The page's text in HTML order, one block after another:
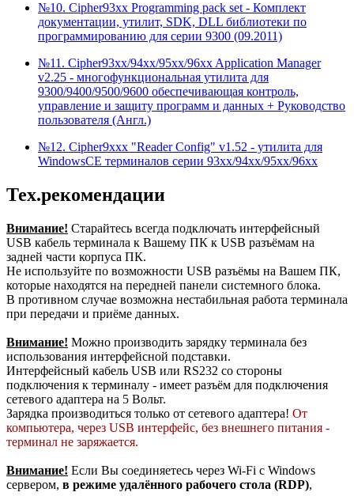
№10. Cipher93xx Programming pack set - Комплект
документации, утилит, SDK, DLL библиотеки по
программированию для серии 9300 (09.2011)
№11. Cipher93xx/94xx/95xx/96xx Application Manager
v2.25 - многофункциональная утилита для
9300/9400/9500/9600 обеспечивающая контроль,
управление и защиту программ и данных + Руководство
пользователя (Англ.)
№12. Cipher9xхx "Reader Config" v1.52 - утилита для
WindowsCE терминалов серии 93хх/94хх/95хх/96хх
Тех.рекомендации
Внимание! Старайтесь всегда подключать интерфейсный
USB кабель терминала к Вашему ПК к USB разъёмам на
задней части корпуса ПК.
Не используйте по возможности USB разъёмы на Вашем ПК,
которые находятся на передней панели системного блока.
В противном случае возможна нестабильная работа терминала
при передачи и приёме данных.
Внимание! Можно производить зарядку терминала без
использования интерфейсной подставки.
Интерфейсный кабель USB или RS232 со стороны
подключения к терминалу - имеет разъём для подключения
сетевого адаптера на 5 Вольт.
Зарядка производиться только от сетевого адаптера! От
компьютера, через USB интерфейс, без внешнего питания -
терминал не заряжается.
Внимание! Если Вы соединяетесь через Wi-Fi с Windows
сервером, в режиме удалённого рабочего стола (RDP),